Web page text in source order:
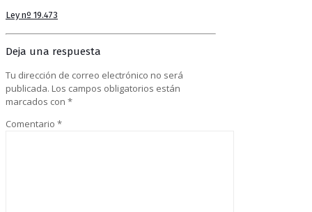
Ley nº 19.473
Deja una respuesta
Tu dirección de correo electrónico no será
publicada. Los campos obligatorios están
marcados con *
Comentario *